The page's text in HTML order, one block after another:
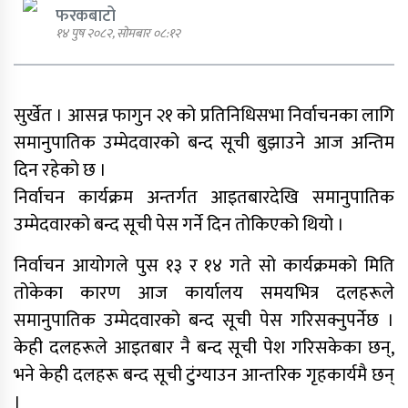
एमाले नेता प्रदिप पौडेल पक्राउ
पार्टी शुद्धीकरण र पुनर्गठनका लागि
एमालेले प्रदेशबाट सुझाव सङ्कलन थाल्यो
पूर्व गृहमन्त्री गुरुङमाथि छानबिन गर्न
गठित समितिले प्रतिवेदन सरकारलाई
बुझायो
फरकबाटो
१४ पुष २०८२, सोमबार ०८:१२
सुर्खेत । आसन्न फागुन २१ को प्रतिनिधिसभा निर्वाचनका लागि
समानुपातिक उम्मेदवारको बन्द सूची बुझाउने आज अन्तिम
दिन रहेको छ ।
निर्वाचन कार्यक्रम अन्तर्गत आइतबारदेखि समानुपातिक
उम्मेदवारको बन्द सूची पेस गर्ने दिन तोकिएको थियो ।
निर्वाचन आयोगले पुस १३ र १४ गते सो कार्यक्रमको मिति
तोकेका कारण आज कार्यालय समयभित्र दलहरूले
समानुपातिक उम्मेदवारको बन्द सूची पेस गरिसक्नुपर्नेछ ।
केही दलहरूले आइतबार नै बन्द सूची पेश गरिसकेका छन्,
भने केही दलहरू बन्द सूची टुंग्याउन आन्तरिक गृहकार्यमै छन्